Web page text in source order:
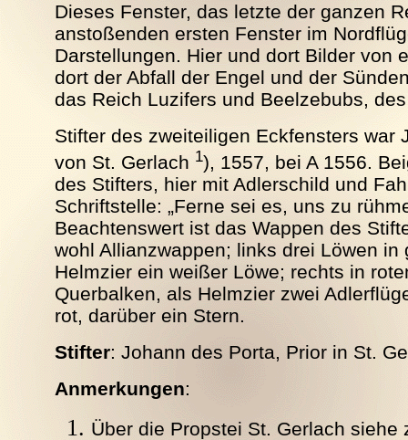
Dieses Fenster, das letzte der ganzen
anstoßenden ersten Fenster im
Darstellungen. Hier und dort Bilder von
dort der Abfall der Engel und der
das Reich Luzifers und Beelzebubs,
Stifter des zweiteiligen Eckfensters war
von St. Gerlach 1), 1557, bei A 1556.
des Stifters, hier mit Adlerschild und
Schriftstelle: „Ferne sei es, uns zu
Beachtenswert ist das Wappen des
wohl Allianzwappen; links drei Löwen in
Helmzier ein weißer Löwe; rechts in
Querbalken, als Helmzier zwei
rot, darüber ein Stern.
Stifter: Johann des Porta, Prior in St.
Anmerkungen:
Über die Propstei St. Gerlach siehe